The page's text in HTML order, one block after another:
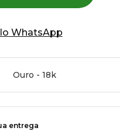
WhatsApp
Ouro - 18k
entrega